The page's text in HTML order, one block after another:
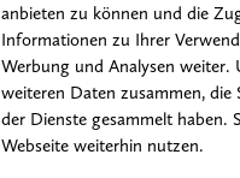
anbieten zu können und die
Informationen zu Ihrer
Werbung und Analysen weiter.
weiteren Daten zusammen,
der Dienste gesammelt haben.
Webseite weiterhin nutzen.